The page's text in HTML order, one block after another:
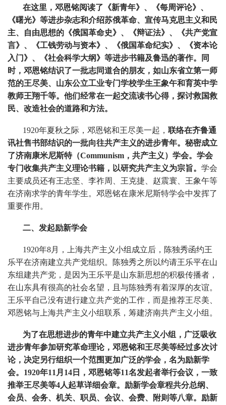
在这里，邓恩铭阅读了《新青年》、《每周评论》、
《曙光》等进步杂志和介绍苏俄革命、宣传马克思主义和民
主、自由思想的《俄国革命史》、《辩证法》、《共产党宣
言》、《工钱劳动与资本》、《俄国革命纪实》、《资本论
入门》、《社会科学大纲》等进步书籍及鲁迅的著作。同
时，邓恩铭结识了一批志同道合的朋友，如山东省立第一师
范的王尽美、山东公立工业专门学校学生王象午和育英中学
教师王翔千等。他们经常在一起交流读书心得，探讨救国救
民、改造社会的道路和方法。
1920年夏秋之际，邓恩铭和王尽美一起， 联络在齐鲁通
讯社售书部结识的一批向往共产主义的进步青年。秘密成立
了济南康米尼斯特（Communism，共产主义）学会。学会
专门收集共产主义理论书籍，以研究共产主义为宗旨。 学会
主要成员还有王志坚、李祚周、王克捷、赵震寰、王象午等
在济南求学的青年学生。邓恩铭在康米尼斯特学会中发挥了
重要作用。
二、发起励新学会
1920年8月，上海共产主义小组成立后，陈独秀函约王
乐平在济南建立共产党组织。陈独秀之所以约请王乐平在山
东组建共产党，是因为王乐平是山东新思想的积极传播者，
在山东具有很高的社会名望，且与陈独秀有着深厚的友谊。
王乐平自己没有进行建立共产党的工作，而是推荐王尽美、
邓恩铭与上海共产主义小组联系，筹建济南共产主义小组。
为了在思想进步的青年中建立共产主义小组，广泛吸收
进步青年参加研究革命理论，邓恩铭和王尽美等经过多次讨
论，决定另行组织一个范围更加广泛的学会，名为励新学
会。 1920年11 月 14 日，邓恩铭等11名发起者举行会议，一致
推举王尽美等4人起草详细会章。励新学会章程共分总纲、
会员、会务、机关、职员、会议、会费、附则等八章。励新